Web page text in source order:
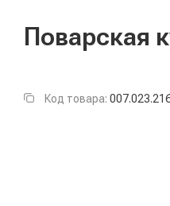
Поварская
Код товара: